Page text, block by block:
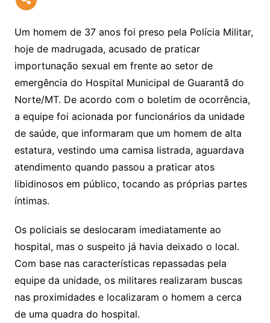
Um homem de 37 anos foi preso pela Polícia Militar,
hoje de madrugada, acusado de praticar
importunação sexual em frente ao setor de
emergência do Hospital Municipal de Guarantã do
Norte/MT. De acordo com o boletim de ocorrência,
a equipe foi acionada por funcionários da unidade
de saúde, que informaram que um homem de alta
estatura, vestindo uma camisa listrada, aguardava
atendimento quando passou a praticar atos
libidinosos em público, tocando as próprias partes
íntimas.
Os policiais se deslocaram imediatamente ao
hospital, mas o suspeito já havia deixado o local.
Com base nas características repassadas pela
equipe da unidade, os militares realizaram buscas
nas proximidades e localizaram o homem a cerca
de uma quadra do hospital.